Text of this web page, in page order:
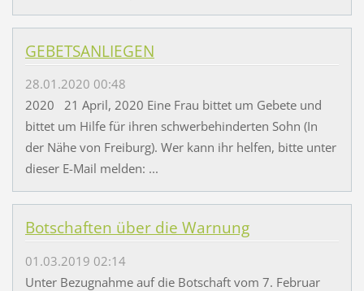
GEBETSANLIEGEN
28.01.2020 00:48
2020 21 April, 2020 Eine Frau bittet um Gebete und
bittet um Hilfe für ihren schwerbehinderten Sohn (In
der Nähe von Freiburg). Wer kann ihr helfen, bitte unter
dieser E-Mail melden: ...
Botschaften über die Warnung
01.03.2019 02:14
Unter Bezugnahme auf die Botschaft vom 7. Februar